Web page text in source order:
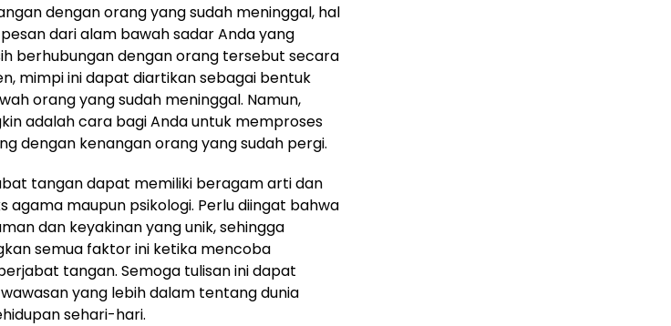
dengan orang yang sudah meninggal, hal
dari alam bawah sadar Anda yang
berhubungan dengan orang tersebut secara
mimpi ini dapat diartikan sebagai bentuk
orang yang sudah meninggal. Namun,
adalah cara bagi Anda untuk memproses
dengan kenangan orang yang sudah pergi.
tangan dapat memiliki beragam arti dan
maupun psikologi. Perlu diingat bahwa
dan keyakinan yang unik, sehingga
semua faktor ini ketika mencoba
tangan. Semoga tulisan ini dapat
yang lebih dalam tentang dunia
sehari-hari.